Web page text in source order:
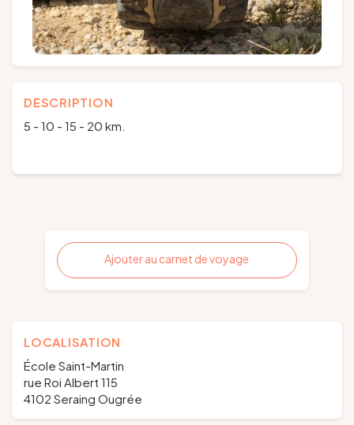
DESCRIPTION
5 - 10 - 15 - 20 km.
Ajouter au carnet de voyage
LOCALISATION
École Saint-Martin
rue Roi Albert 115
4102 Seraing Ougrée